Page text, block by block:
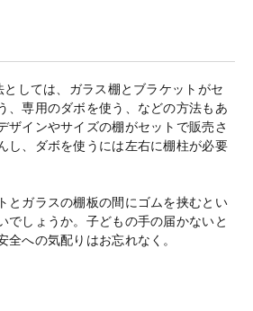
しては、ガラス棚とブラケットがセ
、専用のダボを使う、などの方法もあ
ザインやサイズの棚がセットで販売さ
し、ダボを使うには左右に棚柱が必要
とガラスの棚板の間にゴムを挟むとい
でしょうか。子どもの手の届かないと
全への気配りはお忘れなく。